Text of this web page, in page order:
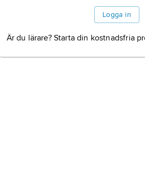
Logga in
Är du lärare? Starta din kostnadsfria